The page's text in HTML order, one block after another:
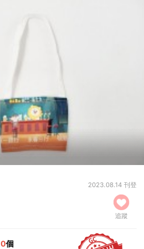
2023.08.14 刊登
追蹤
0個